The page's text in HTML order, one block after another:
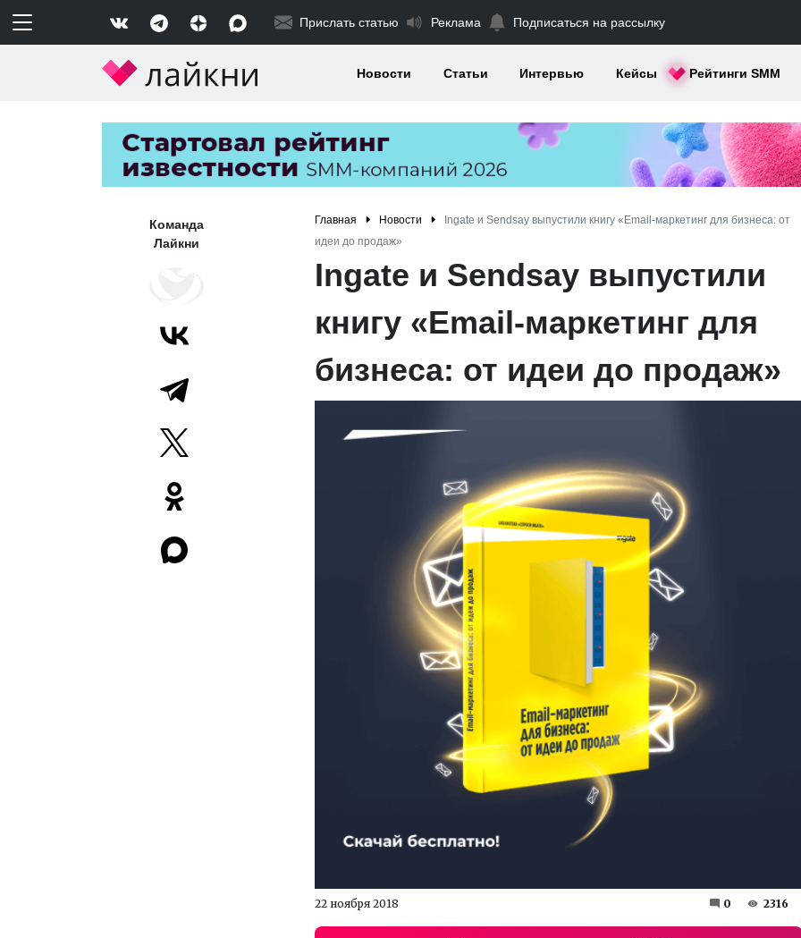
Прислать статью Реклама Подписаться на рассылку
Новости Статьи Интервью Кейсы Рейтинги SMM
Команда
Лайкни
Главная Новости
Ingate и Sendsay выпустили книгу «Email-маркетинг для бизнеса: от
идеи до продаж»
Ingate и Sendsay выпустили
книгу «Email-маркетинг для
бизнеса: от идеи до продаж»
22 ноября 2018 0 2316